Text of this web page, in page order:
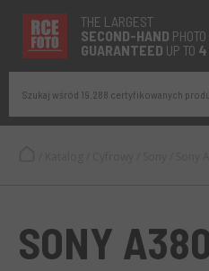
THE LARGEST
SECOND-HAND
GUARANTEED UP TO 4
Szukaj wśród 19.288 certyfikowanych
SONY